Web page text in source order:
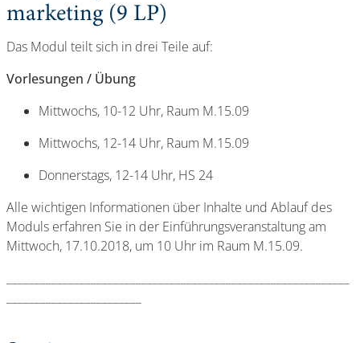
marketing (9 LP)
Das Modul teilt sich in drei Teile auf:
Vorlesungen / Übung
Mittwochs, 10-12 Uhr, Raum M.15.09
Mittwochs, 12-14 Uhr, Raum M.15.09
Donnerstags, 12-14 Uhr, HS 24
Alle wichtigen Informationen über Inhalte und Ablauf des
Moduls erfahren Sie in der Einführungsveranstaltung am
Mittwoch, 17.10.2018, um 10 Uhr im Raum M.15.09.